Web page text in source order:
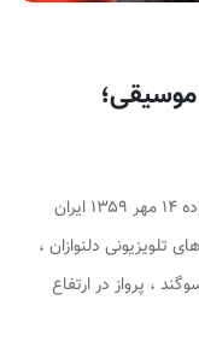
و موسیقی؛
شاهرخ استخری (زاده ۱۴ مهر ۱۳۵۹ ایران
دلنوازان ،
، پرواز در ارتفاع